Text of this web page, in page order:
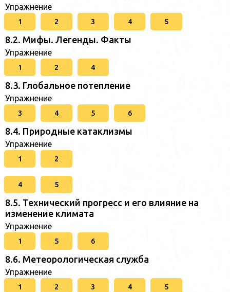
Упражнение
1 2 3 4 5
8.2. Мифы. Легенды. Факты
Упражнение
1 2 4
8.3. Глобальное потепление
Упражнение
3 4 5 6
8.4. Природные катаклизмы
Упражнение
1 2
4 5
8.5. Технический прогресс и его влияние на
изменение климата
Упражнение
1 5 6
8.6. Метеорологическая служба
Упражнение
1 2 3 4 5